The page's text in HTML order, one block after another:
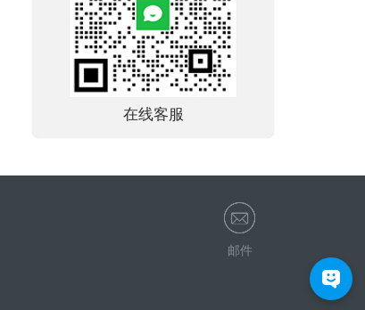
在线客服
邮件